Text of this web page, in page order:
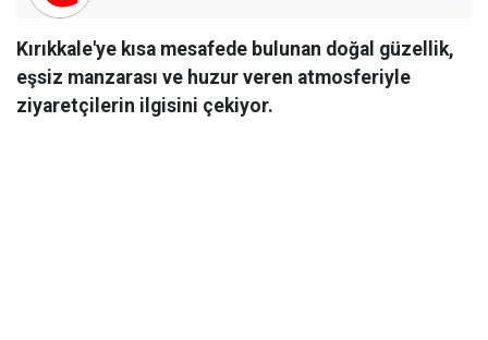
Kırıkkale'ye kısa mesafede bulunan doğal güzellik,
eşsiz manzarası ve huzur veren atmosferiyle
ziyaretçilerin ilgisini çekiyor.